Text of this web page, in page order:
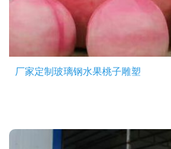
厂家定制玻璃钢水果桃子雕塑